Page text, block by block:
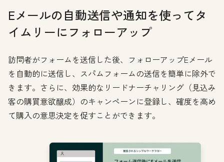
Eメールの自動送信や通知を使ってタ
イムリーにフォローアップ
訪問者がフォームを送信した後、フォローアップEメール
を自動的に送信し、スパムフォームの送信を簡単に除外で
きます。さらに、効果的なリードナーチャリング（見込み
客の購買意欲醸成）のキャンペーンに登録し、確度を高め
て購入の意思決定を促すことができます。